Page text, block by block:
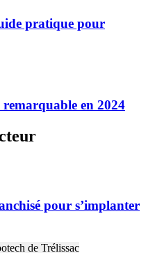
pratique pour
en 2024
pour s’implanter